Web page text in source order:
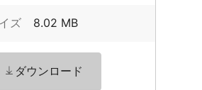
ズ 8.02 MB
ダウンロード